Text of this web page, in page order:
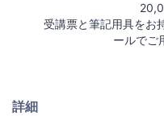
受講票と筆記用具をお
ールでご
詳細